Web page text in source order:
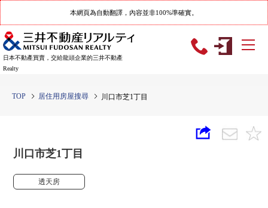
本網頁為自動翻譯，內容並非100%準確實。
日本不動產買賣，交給龍頭企業的三井不動產
Realty
TOP 居住用房屋搜尋 川口市芝1丁目
川口市芝1丁目
透天房